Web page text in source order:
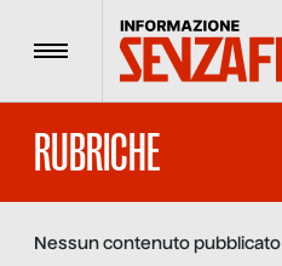
Menu
RUBRICHE
Nessun contenuto pubblicato